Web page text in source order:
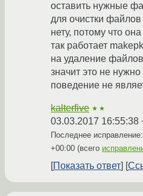
оставить нужные
для очистки файлов
нету, потому что
так работает
на удаление
значит это не нужно
поведение не
kalterfive ★★
03.03.2017 16:55:38
Последнее
+00:00 (всего
Показать ответ